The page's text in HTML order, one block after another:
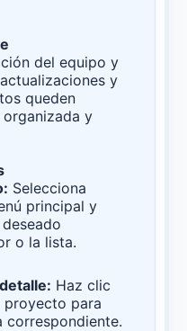
del equipo y
y
queden
y
Selecciona
principal y
o la lista.
Haz clic
proyecto para
correspondiente.